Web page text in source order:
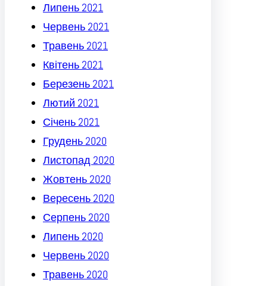
Липень 2021
Червень 2021
Травень 2021
Квітень 2021
Березень 2021
Лютий 2021
Січень 2021
Грудень 2020
Листопад 2020
Жовтень 2020
Вересень 2020
Серпень 2020
Липень 2020
Червень 2020
Травень 2020